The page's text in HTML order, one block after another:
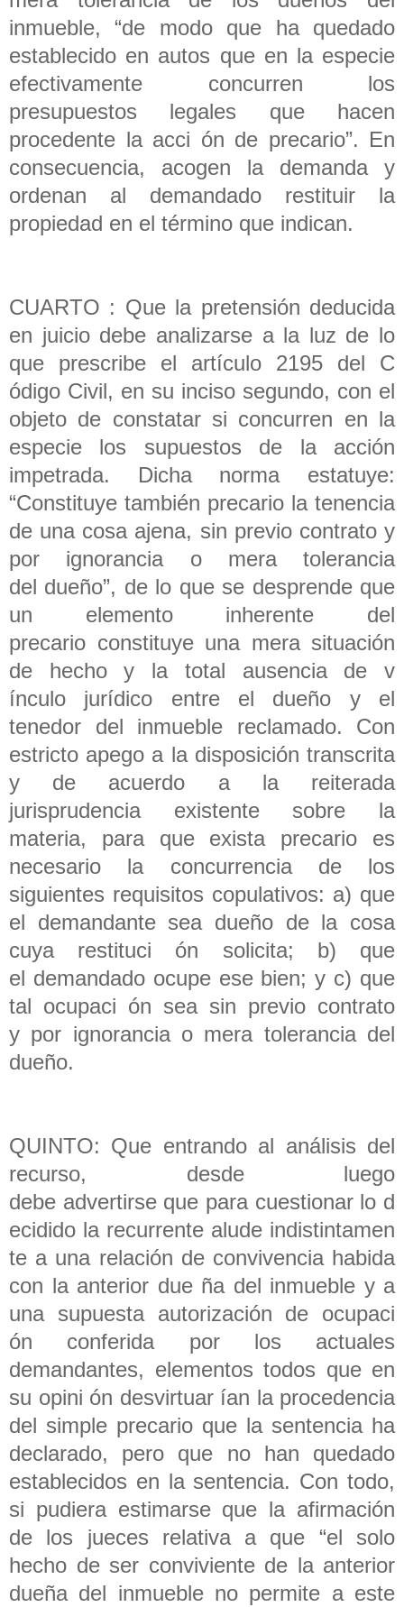
inmueble, “de modo que ha quedado
establecido en autos que en la especie
efectivamente concurren los
presupuestos legales que hacen
procedente la acci ón de precario”. En
consecuencia, acogen la demanda y
ordenan al demandado restituir la
propiedad en el término que indican.
CUARTO : Que la pretensión deducida
en juicio debe analizarse a la luz de lo
que prescribe el artículo 2195 del C
ódigo Civil, en su inciso segundo, con el
objeto de constatar si concurren en la
especie los supuestos de la acción
impetrada. Dicha norma estatuye:
“Constituye también precario la tenencia
de una cosa ajena, sin previo contrato y
por ignorancia o mera tolerancia
del dueño”, de lo que se desprende que
un elemento inherente del
precario constituye una mera situación
de hecho y la total ausencia de v
ínculo jurídico entre el dueño y el
tenedor del inmueble reclamado. Con
estricto apego a la disposición transcrita
y de acuerdo a la reiterada
jurisprudencia existente sobre la
materia, para que exista precario es
necesario la concurrencia de los
siguientes requisitos copulativos: a) que
el demandante sea dueño de la cosa
cuya restituci ón solicita; b) que
el demandado ocupe ese bien; y c) que
tal ocupaci ón sea sin previo contrato
y por ignorancia o mera tolerancia del
dueño.
QUINTO: Que entrando al análisis del
recurso, desde luego
debe advertirse que para cuestionar lo d
ecidido la recurrente alude indistintamen
te a una relación de convivencia habida
con la anterior due ña del inmueble y a
una supuesta autorización de ocupaci
ón conferida por los actuales
demandantes, elementos todos que en
su opini ón desvirtuar ían la procedencia
del simple precario que la sentencia ha
declarado, pero que no han quedado
establecidos en la sentencia. Con todo,
si pudiera estimarse que la afirmación
de los jueces relativa a que “el solo
hecho de ser conviviente de la anterior
dueña del inmueble no permite a este